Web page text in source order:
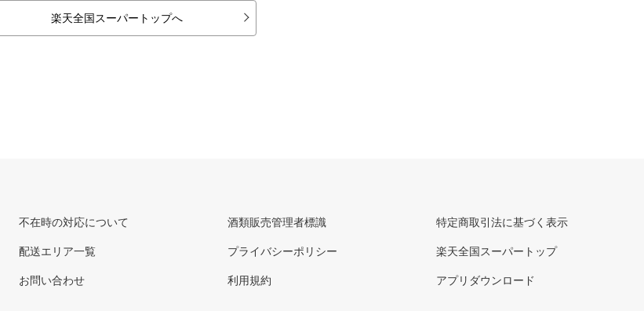
楽天全国スーパートップへ
不在時の対応について
配送エリア一覧
お問い合わせ
酒類販売管理者標識
プライバシーポリシー
利用規約
特定商取引法に基づく表示
楽天全国スーパートップ
アプリダウンロード